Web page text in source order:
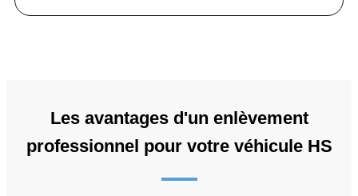
Les avantages d'un enlèvement
professionnel pour votre véhicule HS